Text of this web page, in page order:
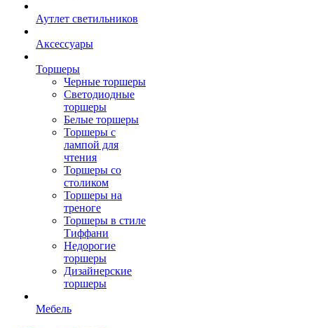
Аутлет светильников
Аксессуары
Торшеры
Черные торшеры
Светодиодные
торшеры
Белые торшеры
Торшеры с
лампой для
чтения
Торшеры со
столиком
Торшеры на
треноге
Торшеры в стиле
Тиффани
Недорогие
торшеры
Дизайнерские
торшеры
Мебель